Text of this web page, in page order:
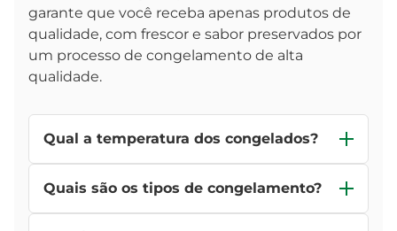
garante que você receba apenas produtos de
qualidade, com frescor e sabor preservados por
um processo de congelamento de alta
qualidade.
Qual a temperatura dos congelados?
armazenados a uma temperatura de -18°C ou
mais baixa para preservar sua qualidade e
segurança. Mantenha seu congelador regulado
Quais são os tipos de congelamento?